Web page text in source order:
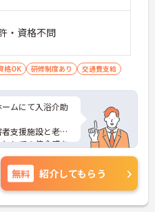
・資格不問
格OK 研修制度あり 交通費支給
ムにて入浴介助
支援施設と老人
しての使命感を
。
を機に介護の仕事
の求人です♪
トなど、さらに
にご相談くださ
無料 紹介してもらう